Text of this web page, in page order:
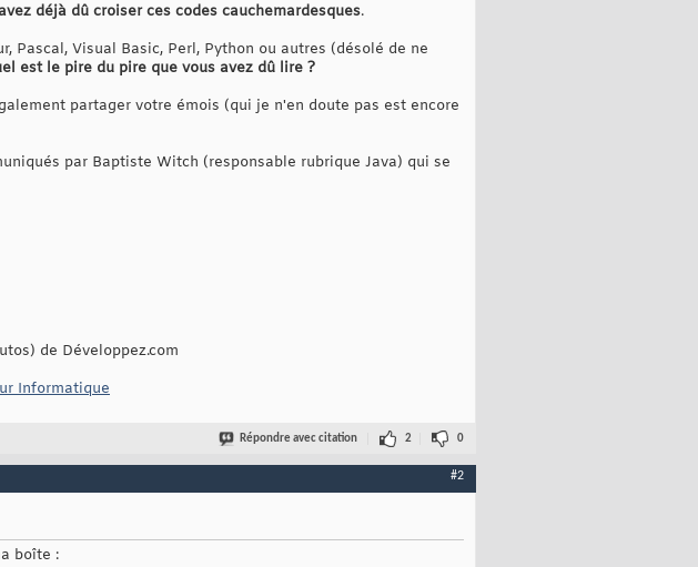
déjà dû croiser ces codes cauchemardesques.
Pascal, Visual Basic, Perl, Python ou autres (désolé de ne
est le pire du pire que vous avez dû lire ?
partager votre émois (qui je n'en doute pas est encore
par Baptiste Witch (responsable rubrique Java) qui se
de Développez.com
Informatique
Répondre avec citation 2 0
#2
boîte :